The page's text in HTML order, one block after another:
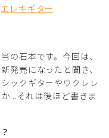
エレキギター
の石本です。今回は、
発売になったと聞き、
ックギターやウクレレ
...それは後ほど書きま